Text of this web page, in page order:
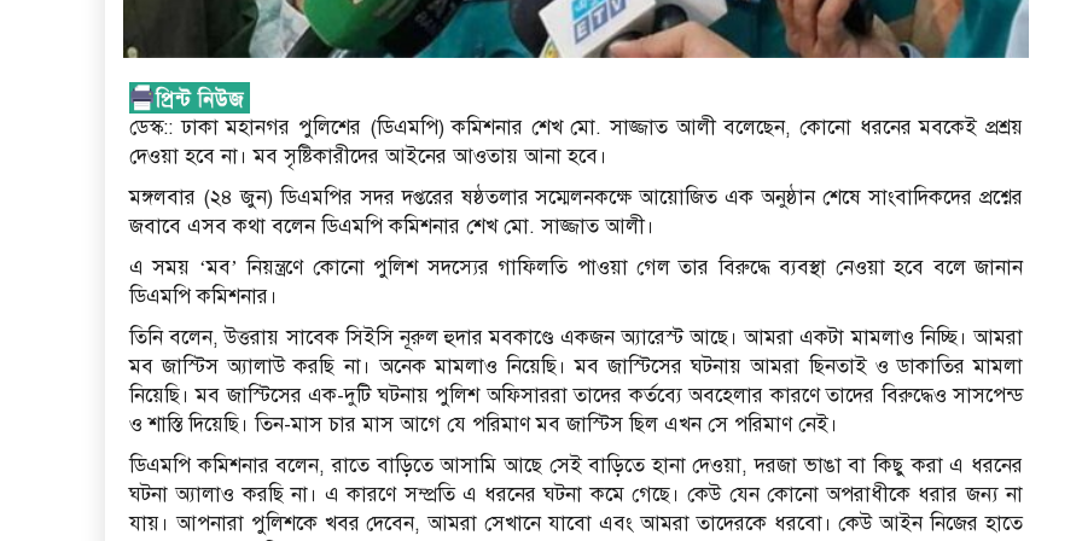
ডেস্ক:: ঢাকা মহানগর পুলিশের (ডিএমপি) কমিশনার শেখ মো. সাজ্জাত আলী বলেছেন, কোনো ধরনের মবকেই প্রশ্রয়
দেওয়া হবে না। মব সৃষ্টিকারীদের আইনের আওতায় আনা হবে।
মঙ্গলবার (২৪ জুন) ডিএমপির সদর দপ্তরের ষষ্ঠতলার সম্মেলনকক্ষে আয়োজিত এক অনুষ্ঠান শেষে সাংবাদিকদের প্রশ্নের
জবাবে এসব কথা বলেন ডিএমপি কমিশনার শেখ মো. সাজ্জাত আলী।
এ সময় ‘মব’ নিয়ন্ত্রণে কোনো পুলিশ সদস্যের গাফিলতি পাওয়া গেল তার বিরুদ্ধে ব্যবস্থা নেওয়া হবে বলে জানান
ডিএমপি কমিশনার।
তিনি বলেন, উত্তরায় সাবেক সিইসি নূরুল হুদার মবকাণ্ডে একজন অ্যারেস্ট আছে। আমরা একটা মামলাও নিচ্ছি। আমরা
মব জাস্টিস অ্যালাউ করছি না। অনেক মামলাও নিয়েছি। মব জাস্টিসের ঘটনায় আমরা ছিনতাই ও ডাকাতির মামলা
নিয়েছি। মব জাস্টিসের এক-দুটি ঘটনায় পুলিশ অফিসাররা তাদের কর্তব্যে অবহেলার কারণে তাদের বিরুদ্ধেও সাসপেন্ড
ও শাস্তি দিয়েছি। তিন-মাস চার মাস আগে যে পরিমাণ মব জাস্টিস ছিল এখন সে পরিমাণ নেই।
ডিএমপি কমিশনার বলেন, রাতে বাড়িতে আসামি আছে সেই বাড়িতে হানা দেওয়া, দরজা ভাঙা বা কিছু করা এ ধরনের
ঘটনা অ্যালাও করছি না। এ কারণে সম্প্রতি এ ধরনের ঘটনা কমে গেছে। কেউ যেন কোনো অপরাধীকে ধরার জন্য না
যায়। আপনারা পুলিশকে খবর দেবেন, আমরা সেখানে যাবো এবং আমরা তাদেরকে ধরবো। কেউ আইন নিজের হাতে